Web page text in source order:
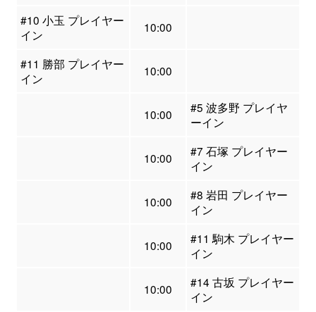
#10 小玉 プレイヤー
イン
10:00
#11 勝部 プレイヤー
イン
10:00
10:00
#5 波多野 プレイヤ
ーイン
10:00
#7 石塚 プレイヤー
イン
10:00
#8 岩田 プレイヤー
イン
10:00
#11 駒木 プレイヤー
イン
10:00
#14 古坂 プレイヤー
イン